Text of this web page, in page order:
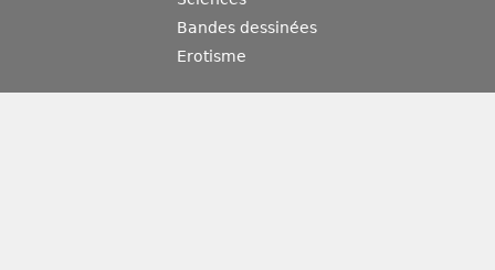
Bandes dessinées
Erotisme